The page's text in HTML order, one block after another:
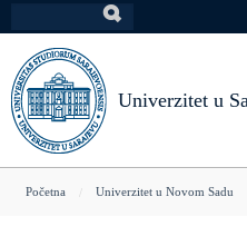
na
glavni
sadržaj
Univerzitet u
You
Početna Univerzitet u Novom Sadu